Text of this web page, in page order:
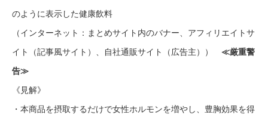
のように表示した健康飲料
（インターネット：まとめサイト内のバナー、アフィリエイトサ
イト（記事風サイト）、自社通販サイト（広告主）） ≪厳重警
告≫
《見解》
・本商品を摂取するだけで女性ホルモンを増やし、豊胸効果を得